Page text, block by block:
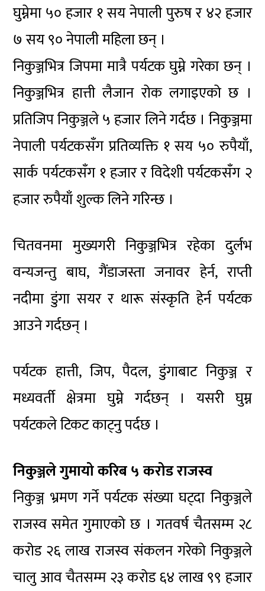
घुम्नेमा ५० हजार १ सय नेपाली पुरुष र ४२ हजार
७ सय ९० नेपाली महिला छन् ।
निकुञ्जभित्र जिपमा मात्रै पर्यटक घुम्ने गरेका छन् ।
निकुञ्जभित्र हात्ती लैजान रोक लगाइएको छ ।
प्रतिजिप निकुञ्जले ५ हजार लिने गर्दछ । निकुञ्जमा
नेपाली पर्यटकसँग प्रतिव्यक्ति १ सय ५० रुपैयाँ,
सार्क पर्यटकसँग १ हजार र विदेशी पर्यटकसँग २
हजार रुपैयाँ शुल्क लिने गरिन्छ ।
चितवनमा मुख्यगरी निकुञ्जभित्र रहेका दुर्लभ
वन्यजन्तु बाघ, गैंडाजस्ता जनावर हेर्न, राप्ती
नदीमा डुंगा सयर र थारू संस्कृति हेर्न पर्यटक
आउने गर्दछन् ।
पर्यटक हात्ती, जिप, पैदल, डुंगाबाट निकुञ्ज र
मध्यवर्ती क्षेत्रमा घुम्ने गर्दछन् । यसरी घुम्न
पर्यटकले टिकट काट्नु पर्दछ ।
निकुञ्जले गुमायो करिब ५ करोड राजस्व
निकुञ्ज भ्रमण गर्ने पर्यटक संख्या घट्दा निकुञ्जले
राजस्व समेत गुमाएको छ । गतवर्ष चैतसम्म २८
करोड २६ लाख राजस्व संकलन गरेको निकुञ्जले
चालु आव चैतसम्म २३ करोड ६४ लाख ९९ हजार